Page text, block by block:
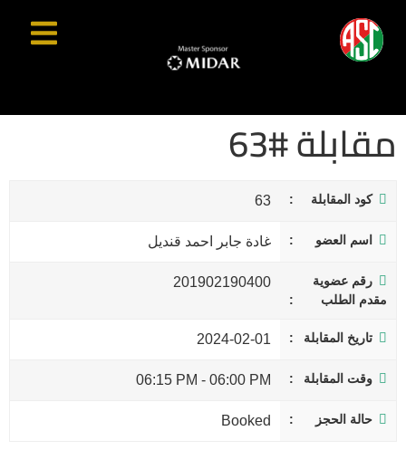
مقابلة #63
كود المقابلة 63
اسم العضو غادة جابر احمد قنديل
رقم عضوية
مقدم الطلب
201902190400
تاريخ المقابلة 2024-02-01
وقت المقابلة 06:00 PM
-
06:15 PM
حالة الحجز Booked